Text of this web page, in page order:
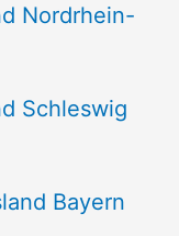
Nordrhein-
Schleswig
Bayern